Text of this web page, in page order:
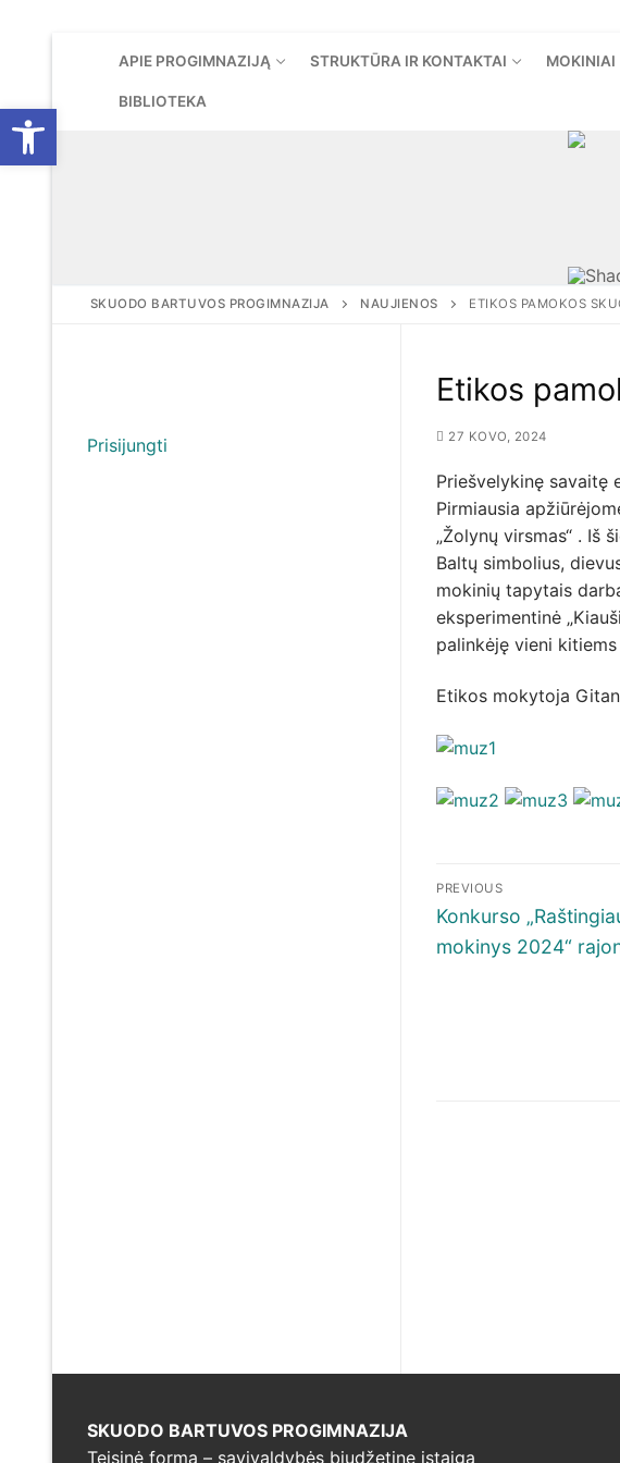
Open toolbar
APIE PROGIMNAZIJĄ STRUKTŪRA IR KONTAKTAI MOKINIAI
BIBLIOTEKA
SKUODO BARTUVOS PROGIMNAZIJA NAUJIENOS ETIKOS PAMOKOS
Etikos
27 KOVO, 2024
Priešvelykinę savaitę
Pirmiausia
„Žolynų virsmas“ . Iš
Baltų simbolius,
mokinių tapytais
eksperimentinė
palinkėję vieni
Etikos mokytoja
Navigacija
tarp
įrašų
PREVIOUS
Previous
post:
Konkurso
mokinys 2024“
Prisijungti
SKUODO BARTUVOS PROGIMNAZIJA
Teisinė forma – savivaldybės biudžetine įstaiga